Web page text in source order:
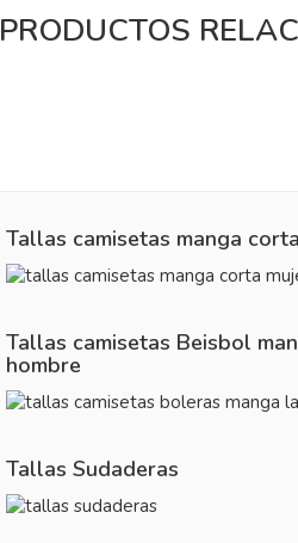
PRODUCTOS
Tallas camisetas manga
Tallas camisetas Beisbol
hombre
Tallas Sudaderas